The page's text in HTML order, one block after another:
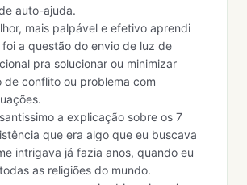
auto-ajuda.
mais palpável e efetivo aprendi
a questão do envio de luz de
pra solucionar ou minimizar
de conflito ou problema com
a explicação sobre os 7
que era algo que eu buscava
intrigava já fazia anos, quando eu
as religiões do mundo.